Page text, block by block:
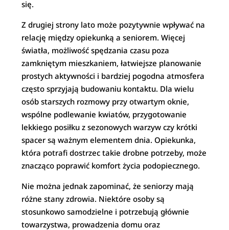
się.
Z drugiej strony lato może pozytywnie wpływać na
relację między opiekunką a seniorem. Więcej
światła, możliwość spędzania czasu poza
zamkniętym mieszkaniem, łatwiejsze planowanie
prostych aktywności i bardziej pogodna atmosfera
często sprzyjają budowaniu kontaktu. Dla wielu
osób starszych rozmowy przy otwartym oknie,
wspólne podlewanie kwiatów, przygotowanie
lekkiego posiłku z sezonowych warzyw czy krótki
spacer są ważnym elementem dnia. Opiekunka,
która potrafi dostrzec takie drobne potrzeby, może
znacząco poprawić komfort życia podopiecznego.
Nie można jednak zapominać, że seniorzy mają
różne stany zdrowia. Niektóre osoby są
stosunkowo samodzielne i potrzebują głównie
towarzystwa, prowadzenia domu oraz